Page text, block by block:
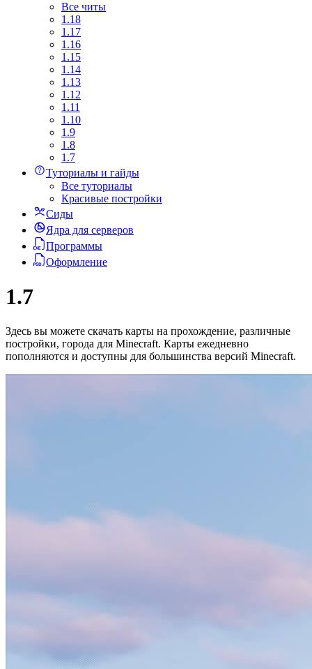
Все читы
1.18
1.17
1.16
1.15
1.14
1.13
1.12
1.11
1.10
1.9
1.8
1.7
Туториалы и гайды
Все туториалы
Красивые постройки
Сиды
Ядра для серверов
Программы
Оформление
1.7
Здесь вы можете скачать карты на прохождение, различные
постройки, города для Minecraft. Карты ежедневно
пополняются и доступны для большинства версий Minecraft.